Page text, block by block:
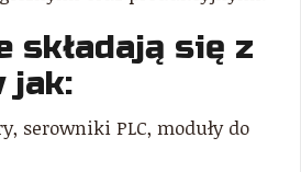
składają się z
jak:
serowniki PLC, moduły do